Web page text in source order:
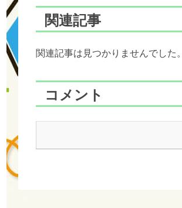
関連記事
関連記事は見つかりませんでした。
コメント